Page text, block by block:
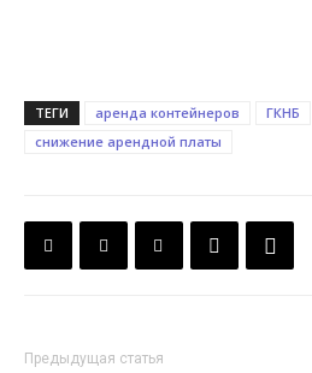
ТЕГИ аренда контейнеров ГКНБ
снижение арендной платы
Предыдущая статья